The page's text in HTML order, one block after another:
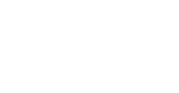
a la lista de deseos